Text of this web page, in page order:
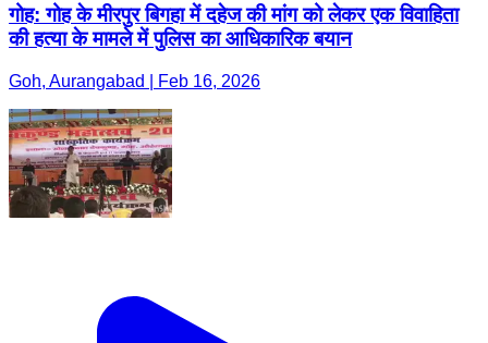
गोह: गोह के मीरपुर बिगहा में दहेज की मांग को लेकर एक विवाहिता
की हत्या के मामले में पुलिस का आधिकारिक बयान
Goh, Aurangabad | Feb 16, 2026